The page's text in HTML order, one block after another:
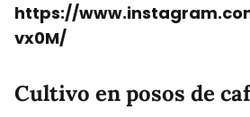
https://
vx0M/
Cultivo en posos de